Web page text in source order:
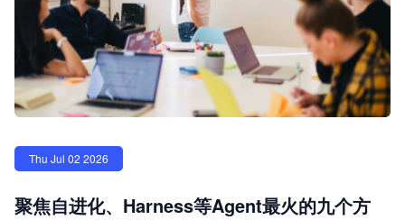
Thu Jul 02 2026
聚焦自进化、Harness等Agent最火的九个方